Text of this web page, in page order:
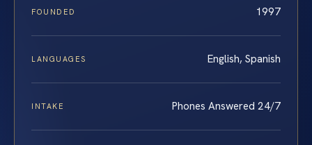
FOUNDED 1997
LANGUAGES English, Spanish
INTAKE Phones Answered 24/7